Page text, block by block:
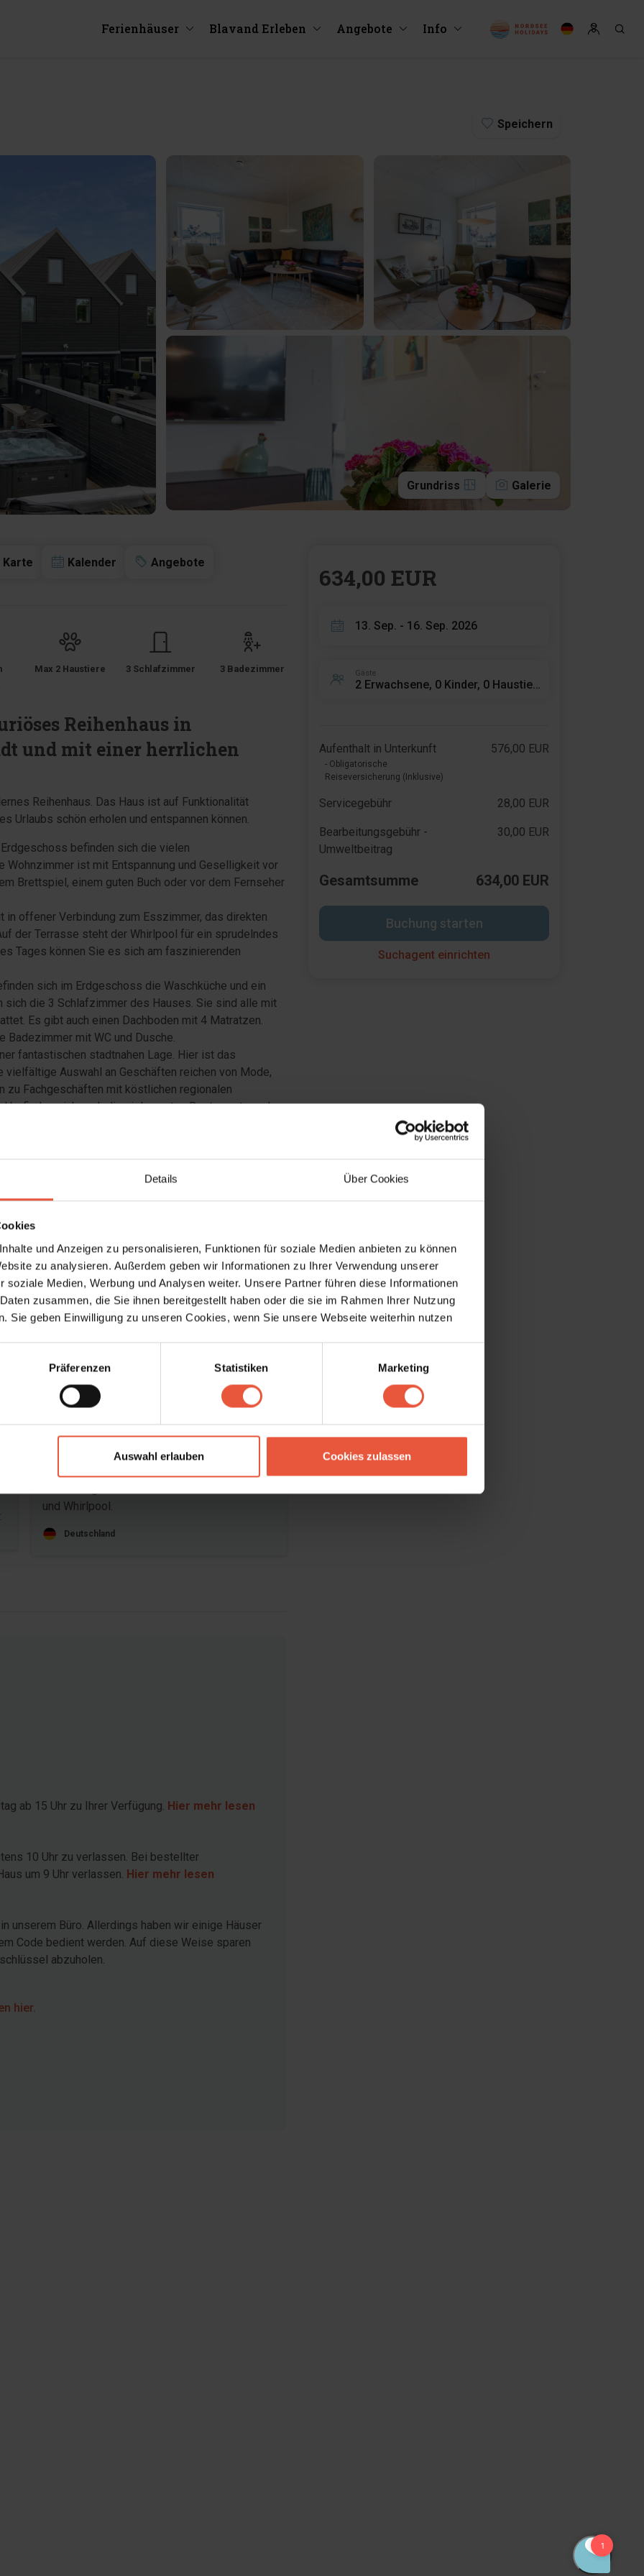
Details Über Cookies
und Anzeigen zu personalisieren, Funktionen für soziale Medien anbieten zu können
zu analysieren. Außerdem geben wir Informationen zu Ihrer Verwendung unserer
soziale Medien, Werbung und Analysen weiter. Unsere Partner führen diese Informationen
zusammen, die Sie ihnen bereitgestellt haben oder die sie im Rahmen Ihrer Nutzung
Sie geben Einwilligung zu unseren Cookies, wenn Sie unsere Webseite weiterhin nutzen
Präferenzen Statistiken Marketing
Auswahl erlauben Cookies zulassen
Ferienhäuser Blavand Erleben Angebote Info
Speichern
Grundriss Galerie
Karte Kalender Angebote
Max 2 Haustiere 3 Schlafzimmer 3 Badezimmer
Reihenhaus in
und mit einer herrlichen
Reihenhaus. Das Haus ist auf Funktionalität
Urlaubs schön erholen und entspannen können.
befinden sich die vielen
ist mit Entspannung und Geselligkeit vor
Brettspiel, einem guten Buch oder vor dem Fernseher
offener Verbindung zum Esszimmer, das direkten
der Terrasse steht der Whirlpool für ein sprudelndes
Tages können Sie es sich am faszinierenden
sich im Erdgeschoss die Waschküche und ein
die 3 Schlafzimmer des Hauses. Sie sind alle mit
Es gibt auch einen Dachboden mit 4 Matratzen.
Badezimmer mit WC und Dusche.
fantastischen stadtnahen Lage. Hier ist das
Auswahl an Geschäften reichen von Mode,
zu Fachgeschäften mit köstlichen regionalen
befinden sich auch die vielen guten Restaurants und
auch nur wenige Gehminuten vom schönen
der großen Nordsee ist ein empfehlenswertes
in den Zimmern der Reihenhäuser des
2 Einzelbetten variieren kann.
sind nicht erlaubt.
4,5
4,8
und Whirlpool.
Deutschland
ab 15 Uhr zu Ihrer Verfügung. Hier mehr lesen
10 Uhr zu verlassen. Bei bestellter
um 9 Uhr verlassen. Hier mehr lesen
unserem Büro. Allerdings haben wir einige Häuser
Code bedient werden. Auf diese Weise sparen
abzuholen.
hier.
634,00 EUR
13. Sep. - 16. Sep. 2026
Gäste
Aufenthalt in Unterkunft
- Obligatorische
Reiseversicherung (Inklusive)
576,00 EUR
Servicegebühr 28,00 EUR
Bearbeitungsgebühr -
Umweltbeitrag
30,00 EUR
Gesamtsumme 634,00 EUR
Buchung starten
Suchagent einrichten